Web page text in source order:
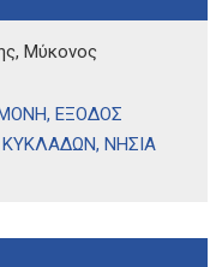
Μύκονος
, ΕΞΟΔΟΣ
, ΝΗΣΙΑ